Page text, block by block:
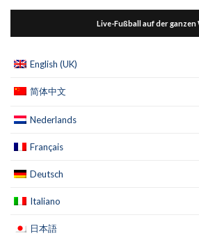
Live-Fußball auf der ganzen
English (UK)
简体中文
Nederlands
Français
Deutsch
Italiano
日本語